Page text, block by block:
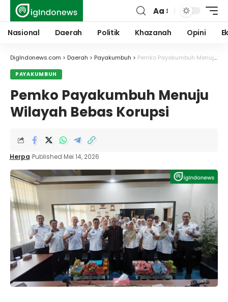
Font
Resizer
Aa
Nasional Daerah Politik Khazanah Opini
DigIndonews.com > Daerah > Payakumbuh > Pemko Payakumbuh Menuju Wilayah Bebas Korupsi
PAYAKUMBUH
Pemko Payakumbuh Menuju
Wilayah Bebas Korupsi
Herpa Published Mei 14, 2026